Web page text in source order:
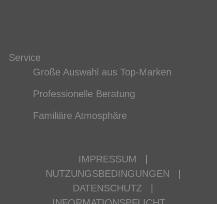
Service
Große Auswahl aus Top-Marken
Professionelle Beratung
Familiäre Atmosphäre
IMPRESSUM
NUTZUNGSBEDINGUNGEN
DATENSCHUTZ